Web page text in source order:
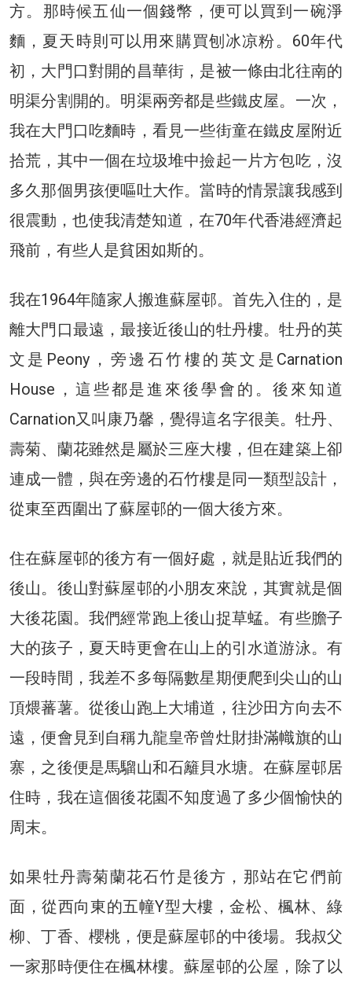
方。那時候五仙一個錢幣，便可以買到一碗淨
麵，夏天時則可以用來購買刨冰凉粉。60年代
初，大門口對開的昌華街，是被一條由北往南的
明渠分割開的。明渠兩旁都是些鐵皮屋。一次，
我在大門口吃麵時，看見一些街童在鐵皮屋附近
拾荒，其中一個在垃圾堆中撿起一片方包吃，沒
多久那個男孩便嘔吐大作。當時的情景讓我感到
很震動，也使我清楚知道，在70年代香港經濟起
飛前，有些人是貧困如斯的。
我在1964年隨家人搬進蘇屋邨。首先入住的，是
離大門口最遠，最接近後山的牡丹樓。牡丹的英
文是Peony，旁邊石竹樓的英文是Carnation
House，這些都是進來後學會的。後來知道
Carnation又叫康乃馨，覺得這名字很美。牡丹、
壽菊、蘭花雖然是屬於三座大樓，但在建築上卻
連成一體，與在旁邊的石竹樓是同一類型設計，
從東至西圍出了蘇屋邨的一個大後方來。
住在蘇屋邨的後方有一個好處，就是貼近我們的
後山。後山對蘇屋邨的小朋友來說，其實就是個
大後花園。我們經常跑上後山捉草蜢。有些膽子
大的孩子，夏天時更會在山上的引水道游泳。有
一段時間，我差不多每隔數星期便爬到尖山的山
頂煨蕃薯。從後山跑上大埔道，往沙田方向去不
遠，便會見到自稱九龍皇帝曾灶財掛滿幟旗的山
寨，之後便是馬騮山和石籬貝水塘。在蘇屋邨居
住時，我在這個後花園不知度過了多少個愉快的
周末。
如果牡丹壽菊蘭花石竹是後方，那站在它們前
面，從西向東的五幢Y型大樓，金松、楓林、綠
柳、丁香、櫻桃，便是蘇屋邨的中後場。我叔父
一家那時便住在楓林樓。蘇屋邨的公屋，除了以